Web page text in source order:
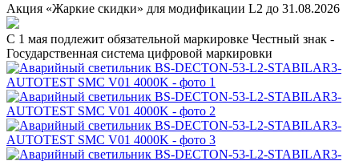
Акция «Жаркие скидки» для модификации L2 до 31.08.2026
C 1 мая подлежит обязательной маркировке Честный знак -
Государственная система цифровой маркировки